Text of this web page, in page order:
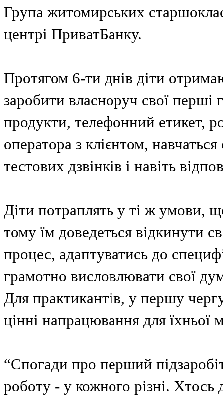
Група житомирських
центрі ПриватБанку.
Протягом 6-ти днів діти
заробити власноруч свої перші
продукти, телефонний етикет,
оператора з клієнтом, навчаться
тестових дзвінків і навіть
Діти потраплять у ті ж умови,
тому їм доведеться відкинути
процес, адаптуватись до
грамотно висловлювати свої
Для практикантів, у першу
цінні напрацювання для їхньої
“Спогади про перший
роботу - у кожного різні.